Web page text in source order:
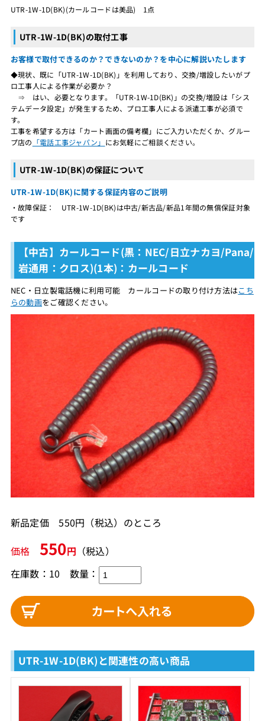
UTR-1W-1D(BK)(カールコードは美品) 1点
UTR-1W-1D(BK)の取付工事
お客様で取付できるのか？できないのか？を中心に解説いたします
◆現状、既に「UTR-1W-1D(BK)」を利用しており、交換/増設したいがプ
ロ工事人による作業が必要か？
⇒ はい、必要となります。「UTR-1W-1D(BK)」の交換/増設は「シス
テムデータ設定」が発生するため、プロ工事人による派遣工事が必須で
す。
工事を希望する方は「カート画面の備考欄」にご入力いただくか、グルー
プ店の 「電話工事ジャパン」 にお気軽にご相談ください。
UTR-1W-1D(BK)の保証について
UTR-1W-1D(BK)に関する保証内容のご説明
・故障保証： UTR-1W-1D(BK)は中古/新古品/新品1年間の無償保証対象
です
【中古】カールコード(黒：NEC/日立ナカヨ/Pana/
岩通用：クロス)(1本)：カールコード
NEC・日立製電話機に利用可能 カールコードの取り付け方法はこち
らの動画をご確認ください。
新品定価 550円（税込）のところ
価格 550円 （税込）
在庫数：10 数量：
UTR-1W-1D(BK)と関連性の高い商品